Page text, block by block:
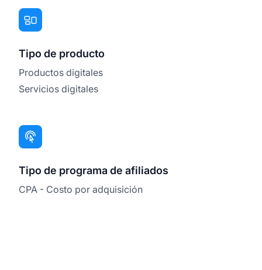
Tipo de producto
Productos digitales
Servicios digitales
Tipo de programa de afiliados
CPA - Costo por adquisición